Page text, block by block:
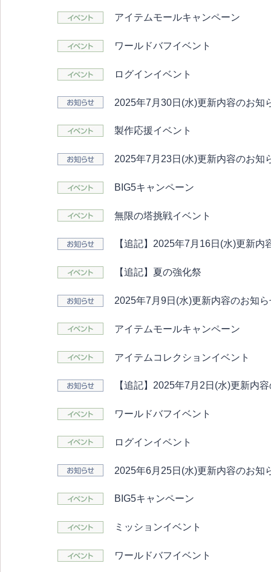
アイテムモールキャンペーン
ワールドバフイベント
ログインイベント
2025年7月30日(水)更新内容のお知
製作応援イベント
2025年7月23日(水)更新内容のお知
BIG5キャンペーン
無限の塔挑戦イベント
【追記】2025年7月16日(水)更新内
【追記】夏の強化祭
2025年7月9日(水)更新内容のお知ら
アイテムモールキャンペーン
アイテムコレクションイベント
【追記】2025年7月2日(水)更新内
ワールドバフイベント
ログインイベント
2025年6月25日(水)更新内容のお知
BIG5キャンペーン
ミッションイベント
ワールドバフイベント